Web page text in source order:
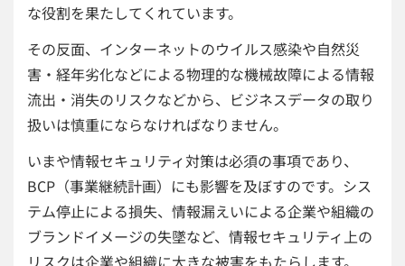
な役割を果たしてくれています。
その反面、インターネットのウイルス感染や自然災
害・経年劣化などによる物理的な機械故障による情報
流出・消失のリスクなどから、ビジネスデータの取り
扱いは慎重にならなければなりません。
いまや情報セキュリティ対策は必須の事項であり、
BCP（事業継続計画）にも影響を及ぼすのです。シス
テム停止による損失、情報漏えいによる企業や組織の
ブランドイメージの失墜など、情報セキュリティ上の
リスクは企業や組織に大きな被害をもたらします。